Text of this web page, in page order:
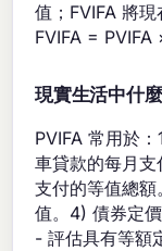
值；FVIFA 將
FVIFA = PVIFA
現實生活中什
PVIFA 常用於
車貸款的每月
支付的等值總
值。4) 債券定
- 評估具有等額